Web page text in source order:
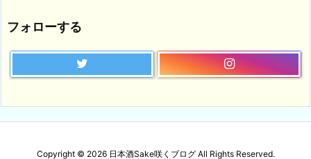
フォローする
Copyright © 2026 日本酒Sake咲くブログAll Rights Reserved.